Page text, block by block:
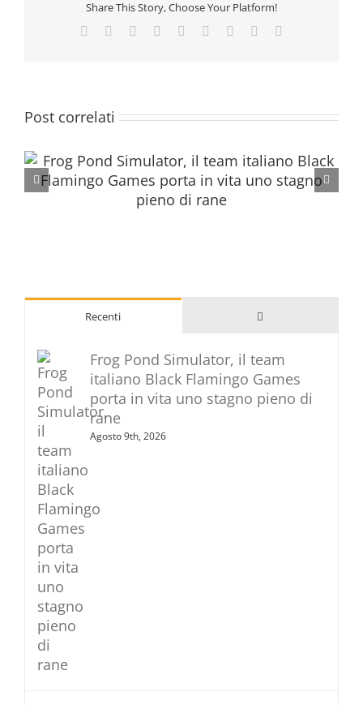
Share This Story, Choose Your Platform!
Facebook
TwitterReddit LinkedInWhatsApp
TumblrPinterest
Post correlati
Recenti Commenti
Frog Pond Simulator, il team
italiano Black Flamingo Games
porta in vita uno stagno pieno di
rane
Agosto 9th, 2026